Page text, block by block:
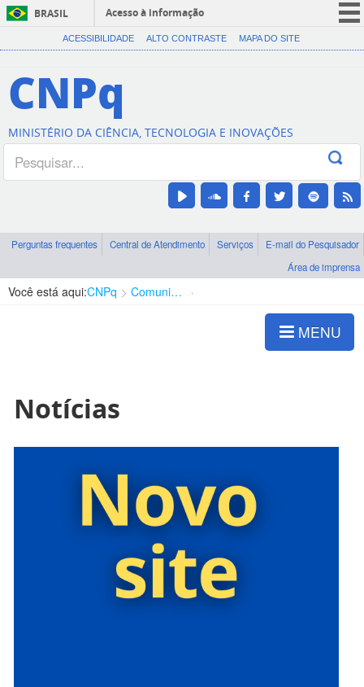
BRASIL
Acesso à informação
CORONAVÍRUS (COVID-19)
Canais
ACESSIBILIDADE ALTO CONTRASTE MAPA DO SITE
CNPq
MINISTÉRIO DA CIÊNCIA, TECNOLOGIA E INOVAÇÕES
Perguntas frequentes Central de Atendimento Serviços
E-mail do Pesquisador
Área de imprensa
Você está aqui:CNPq Comunicação
MENU
Notícias